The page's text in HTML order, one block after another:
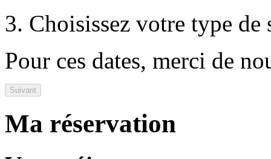
3. Choisissez votre type de
Pour ces dates, merci de
Suivant
Ma réservation